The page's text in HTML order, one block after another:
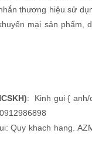
thương hiệu sử
mại sản phẩm,
: Kinh gui { anh/
Quy khach hang.